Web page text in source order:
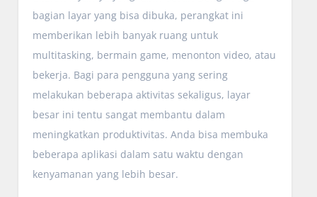
bagian layar yang bisa dibuka, perangkat ini
memberikan lebih banyak ruang untuk
multitasking, bermain game, menonton video, atau
bekerja. Bagi para pengguna yang sering
melakukan beberapa aktivitas sekaligus, layar
besar ini tentu sangat membantu dalam
meningkatkan produktivitas. Anda bisa membuka
beberapa aplikasi dalam satu waktu dengan
kenyamanan yang lebih besar.